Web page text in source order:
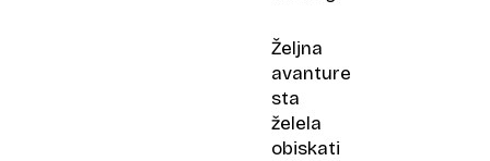
Željna
avanture
sta
želela
obiskati